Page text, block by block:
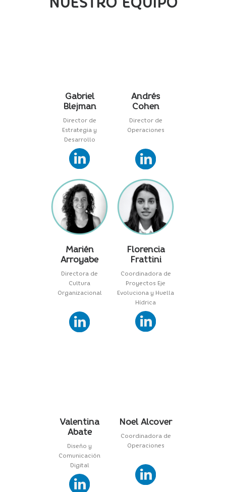
Gabriel
Blejman
Director de
Estrategia y
Desarrollo
Andrés
Cohen
Director de
Operaciones
Marién
Arroyabe
Directora de
Cultura
Organizacional
Florencia
Frattini
Coordinadora de
Proyectos Eje
Evoluciona y Huella
Hídrica
Valentina
Abate
Diseño y
Comunicación
Digital
Noel Alcover
Coordinadora de
Operaciones